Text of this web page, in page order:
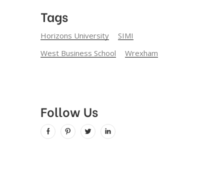
Tags
Horizons University
SIMI
West Business School
Wrexham
Follow Us